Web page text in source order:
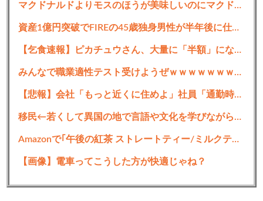
マクドナルドよりモスのほうが美味しいのにマクドナルドの方がが売れてるのは何で？
資産1億円突破でFIREの45歳独身男性が半年後に仕事復帰を決意した「1通の通知」
【乞食速報】ピカチュウさん、大量に「半額」になってしまうｗｗｗｗｗ
みんなで職業適性テスト受けようぜｗｗｗｗｗｗｗｗｗｗｗｗｗ
【悲報】会社「もっと近くに住めよ」社員「通勤時間に本が読めるんで…」→
移民←若くして異国の地で言語や文化を学びながら必死に働いてます
Amazonで｢午後の紅茶 ストレートティー/ミルクティー 500ml×24本｣がセールに 1本あたり77円くらい
【画像】電車ってこうした方が快適じゃね？